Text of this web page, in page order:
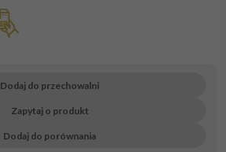
Dodaj do przechowalni
Zapytaj o produkt
Dodaj do porównania